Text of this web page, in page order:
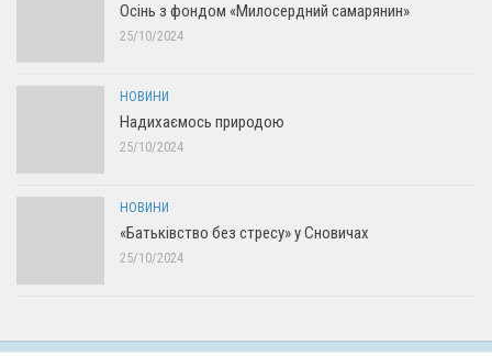
Осінь з фондом «Милосердний самарянин»
25/10/2024
НОВИНИ
Надихаємось природою
25/10/2024
НОВИНИ
«Батьківство без стресу» у Сновичах
25/10/2024